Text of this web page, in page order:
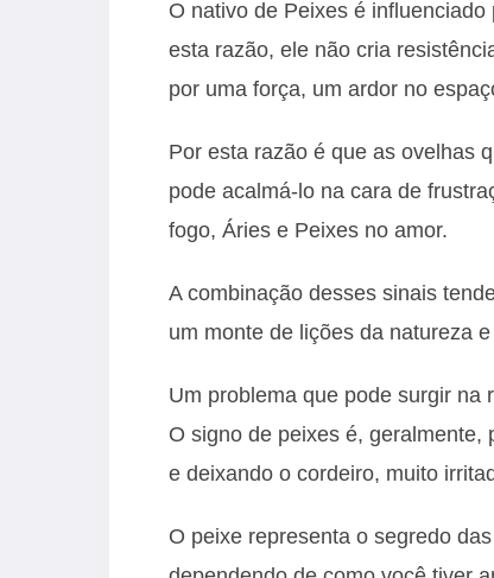
O nativo de Peixes é
esta razão, ele não cria
por uma força, um ardor no
Por esta razão é que as ovelhas
pode acalmá-lo na cara de
fogo, Áries e Peixes no amor.
A combinação desses sinais
um monte de lições da natureza
Um problema que pode surgir na
O signo de peixes é,
e deixando o cordeiro, muito
O peixe representa o segredo